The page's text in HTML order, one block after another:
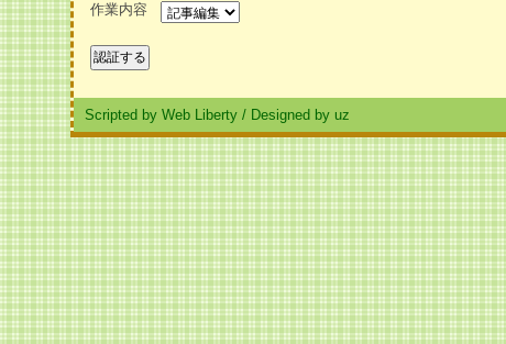
作業内容
Scripted by Web Liberty / Designed by uz